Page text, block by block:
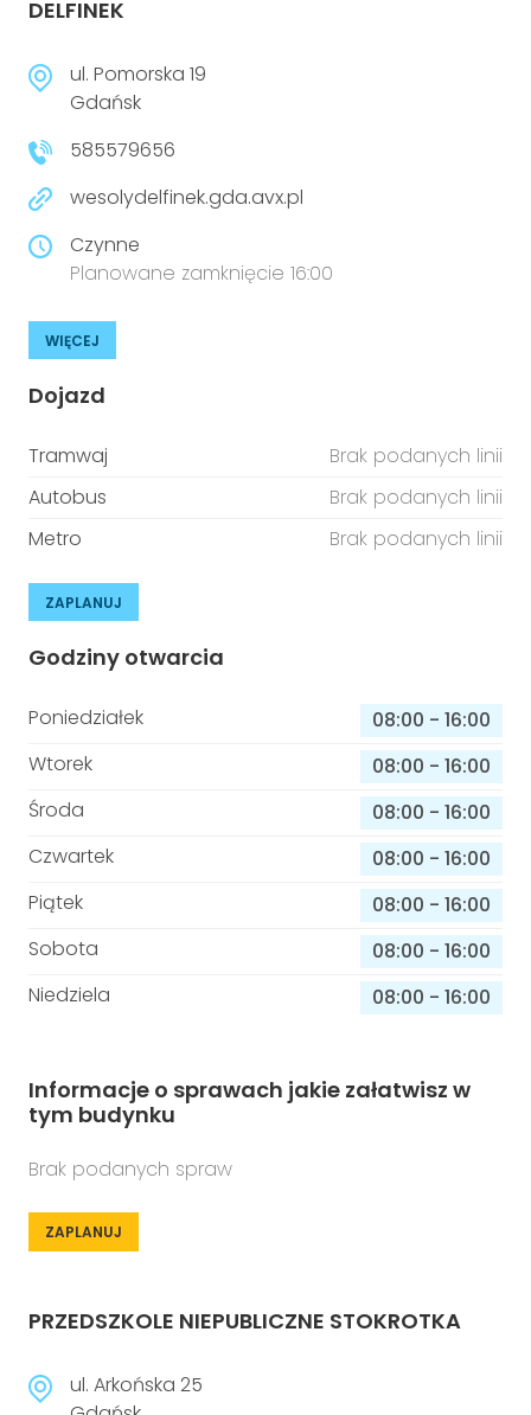
DELFINEK
ul. Pomorska 19
Gdańsk
585579656
wesolydelfinek.gda.avx.pl
Czynne
Planowane zamknięcie 16:00
WIĘCEJ
Dojazd
Tramwaj
Brak podanych linii
Autobus
Brak podanych linii
Metro
Brak podanych linii
ZAPLANUJ
Godziny otwarcia
Poniedziałek 08:00 - 16:00
Wtorek
08:00 - 16:00
Środa
08:00 - 16:00
Czwartek
08:00 - 16:00
Piątek
08:00 - 16:00
Sobota
08:00 - 16:00
Niedziela
08:00 - 16:00
Informacje o sprawach jakie załatwisz w
tym budynku
Brak podanych spraw
ZAPLANUJ
PRZEDSZKOLE NIEPUBLICZNE STOKROTKA
ul. Arkońska 25